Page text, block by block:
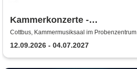
Kammerkonzerte -
Staatstheater Cottbus
Cottbus, Kammermusiksaal im Probenzentrum
12.09.2026 - 04.07.2027